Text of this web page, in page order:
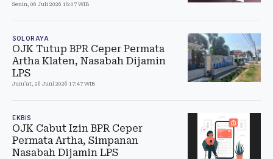
Senin, 06 Juli 2026 18:07 WIB
SOLORAYA
OJK Tutup BPR Ceper Permata
Artha Klaten, Nasabah Dijamin
LPS
Jum'at, 26 Juni 2026 17:47 WIB
EKBIS
OJK Cabut Izin BPR Ceper
Permata Artha, Simpanan
Nasabah Dijamin LPS